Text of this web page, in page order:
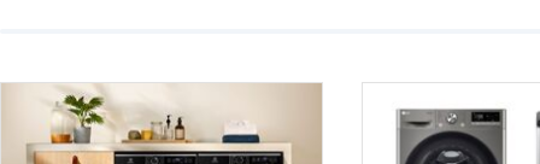
giặt cửa trên 9kg.
giặt.